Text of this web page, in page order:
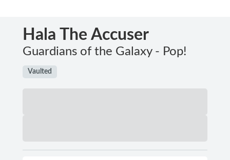
Hala The Accuser
Guardians of the Galaxy - Pop!
Vaulted